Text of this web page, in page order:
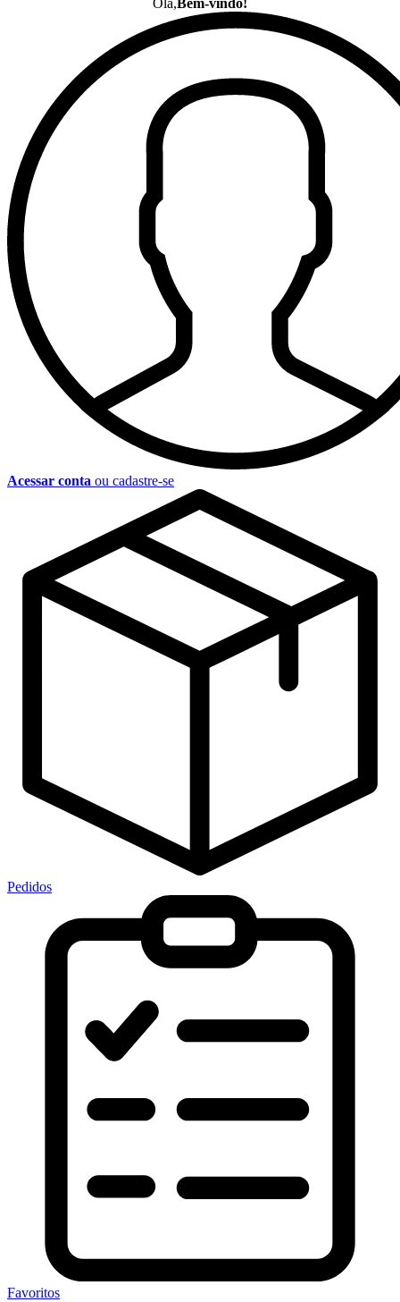
Olá, Bem-vindo!
Acessar conta ou cadastre-se
Pedidos
Favoritos